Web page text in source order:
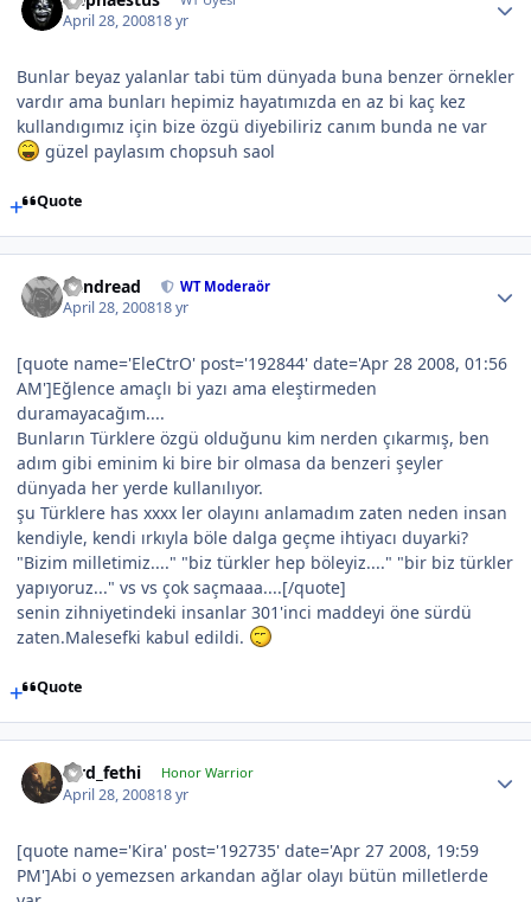
April 28, 200818 yr
Bunlar beyaz yalanlar tabi tüm dünyada buna benzer örnekler
vardır ama bunları hepimiz hayatımızda en az bi kaç kez
kullandıgımız için bize özgü diyebiliriz canım bunda ne var
güzel paylasım chopsuh saol
Quote
Vandread WT Moderaör
April 28, 200818 yr
[quote name='EleCtrO' post='192844' date='Apr 28 2008, 01:56
AM']Eğlence amaçlı bi yazı ama eleştirmeden
duramayacağım....
Bunların Türklere özgü olduğunu kim nerden çıkarmış, ben
adım gibi eminim ki bire bir olmasa da benzeri şeyler
dünyada her yerde kullanılıyor.
şu Türklere has xxxx ler olayını anlamadım zaten neden insan
kendiyle, kendi ırkıyla böle dalga geçme ihtiyacı duyarki?
"Bizim milletimiz...." "biz türkler hep böleyiz...." "bir biz türkler
yapıyoruz..." vs vs çok saçmaaa....[/quote]
senin zihniyetindeki insanlar 301'inci maddeyi öne sürdü
zaten.Malesefki kabul edildi.
Quote
lord_fethi Honor Warrior
April 28, 200818 yr
[quote name='Kira' post='192735' date='Apr 27 2008, 19:59
PM']Abi o yemezsen arkandan ağlar olayı bütün milletlerde